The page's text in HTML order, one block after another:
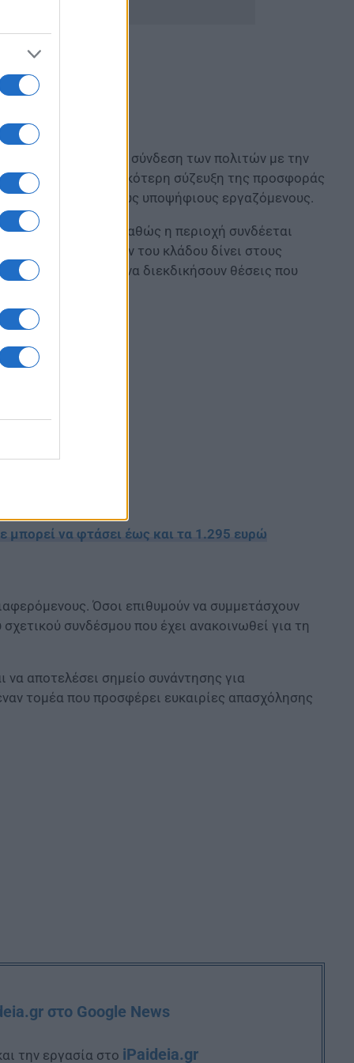
που στοχεύουν στη σύνδεση των πολιτών με την
η αποτελεσματικότερη σύζευξη της προσφοράς
άμεσα γνωστές στους υποψήφιους εργαζόμενους.
σημασία, καθώς η περιοχή συνδέεται
επιχειρήσεων του κλάδου δίνει στους
της αγοράς και να διεκδικήσουν θέσεις που
μπορεί να φτάσει έως και τα 1.295 ευρώ
Όσοι επιθυμούν να συμμετάσχουν
συνδέσμου που έχει ανακοινωθεί για τη
αποτελέσει σημείο συνάντησης για
τομέα που προσφέρει ευκαιρίες απασχόλησης
στο Google News
την εργασία στο iPaideia.gr